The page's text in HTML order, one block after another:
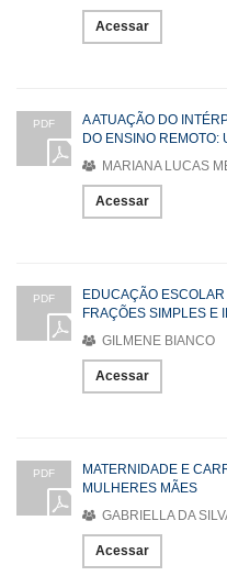
Acessar
PDF
A ATUAÇÃO DO
DO ENSINO REMOTO:
MARIANA LUCAS
Acessar
PDF
EDUCAÇÃO ESCOLAR
FRAÇÕES SIMPLES E
GILMENE BIANCO
Acessar
PDF
MATERNIDADE E
MULHERES MÃES
GABRIELLA DA
Acessar